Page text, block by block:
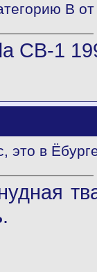
В
CB-1
это в